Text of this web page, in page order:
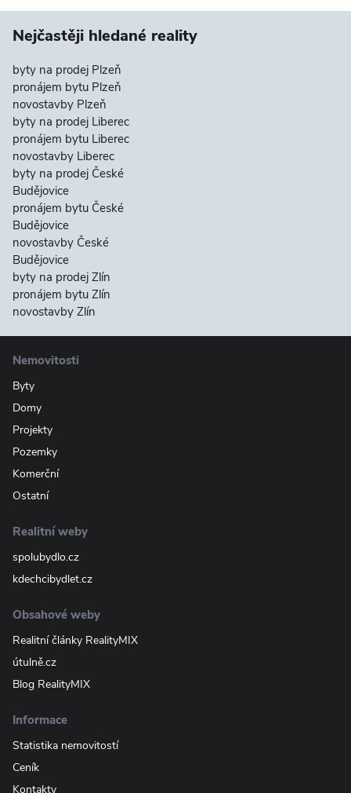
Nejčastěji hledané reality
byty na prodej Plzeň
pronájem bytu Plzeň
novostavby Plzeň
byty na prodej Liberec
pronájem bytu Liberec
novostavby Liberec
byty na prodej České
Budějovice
pronájem bytu České
Budějovice
novostavby České
Budějovice
byty na prodej Zlín
pronájem bytu Zlín
novostavby Zlín
Nemovitosti
Byty
Domy
Projekty
Pozemky
Komerční
Ostatní
Realitní weby
spolubydlo.cz
kdechcibydlet.cz
Obsahové weby
Realitní články RealityMIX
útulně.cz
Blog RealityMIX
Informace
Statistika nemovitostí
Ceník
Kontakty